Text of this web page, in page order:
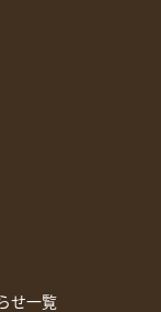
せ一覧